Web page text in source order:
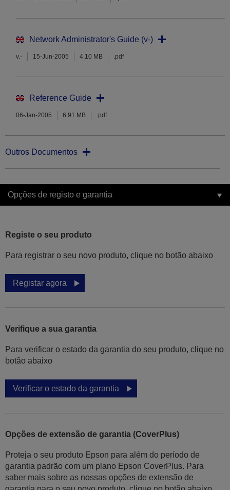
Network Administrator's Guide (v-)
v.- 15-Jun-2005 4.10 MB .pdf
Reference Guide
06-Jan-2005 6.91 MB .pdf
Outros Documentos
Opções de registo e garantia
Registe o seu produto
Para registrar o seu novo produto, clique no botão abaixo
Registar agora
Verifique a sua garantia
Para verificar o estado da garantia do seu produto, clique no
botão abaixo
Verificar o estado da garantia
Opções de extensão de garantia (CoverPlus)
Proteja o seu produto Epson para além do período de
garantia padrão com um plano Epson CoverPlus. Para
saber mais sobre as nossas opções de extensão de